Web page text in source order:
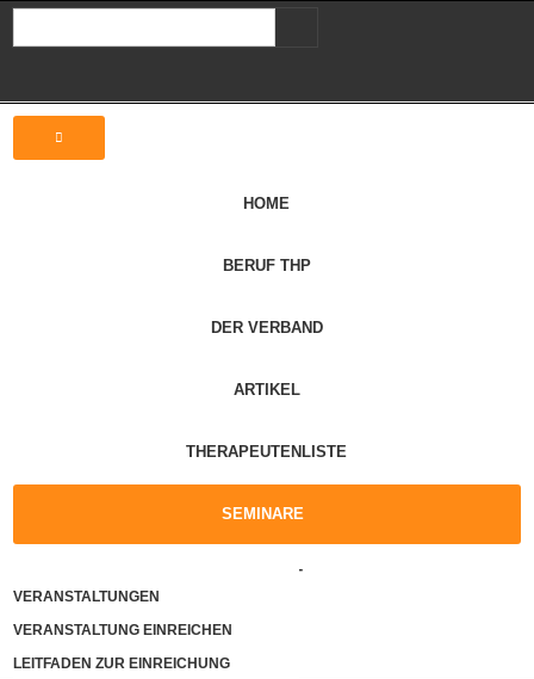
HOME
BERUF THP
DER VERBAND
ARTIKEL
THERAPEUTENLISTE
SEMINARE
VERANSTALTUNGEN
VERANSTALTUNG EINREICHEN
LEITFADEN ZUR EINREICHUNG
KONTAKT